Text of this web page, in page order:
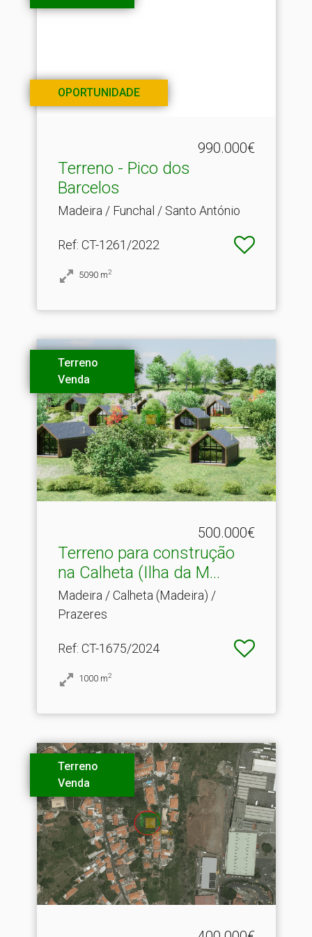
OPORTUNIDADE
990.000€
Terreno - Pico dos
Barcelos
Madeira / Funchal / Santo António
Ref: CT-1261/2022
5090 m2
Terreno
Venda
500.000€
Terreno para construção
na Calheta (Ilha da M.​..
Madeira / Calheta (Madeira) /
Prazeres
Ref: CT-1675/2024
1000 m2
Terreno
Venda